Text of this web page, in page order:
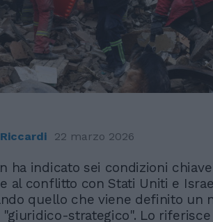
22 marzo 2026
ha indicato sei condizioni
al conflitto con Stati Uniti e
quello che viene definito un
strategico". Lo riferisce